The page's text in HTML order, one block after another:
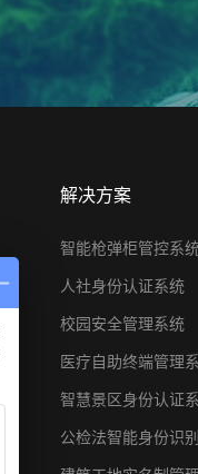
解决方案
智能枪弹柜管控系
人社身份认证系统
校园安全管理系统
医疗自助终端管理
智慧景区身份认证
公检法智能身份识